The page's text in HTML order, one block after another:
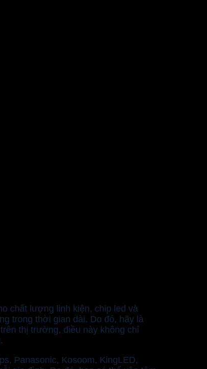
chất lượng linh kiện, chip led và
trong thời gian dài. Do đó, hãy là
thị trường, điều này không chỉ
Panasonic, Kosoom, KingLED,